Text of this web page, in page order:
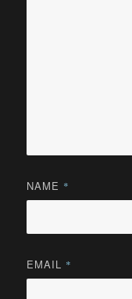
NAME *
EMAIL *